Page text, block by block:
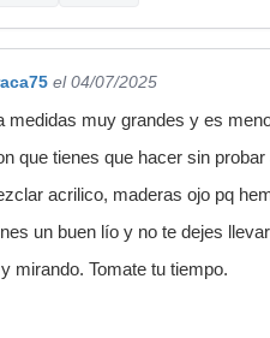
el 04/07/2025
medidas muy grandes y es
que tienes que hacer sin
acrilico, maderas ojo pq
un buen lío y no te dejes
mirando. Tomate tu tiempo.